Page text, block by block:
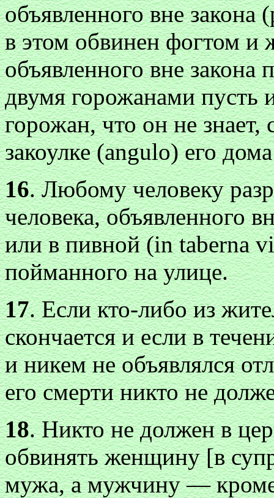
объявленного вне
в этом обвинен фогтом и
объявленного вне закона
двумя горожанами пусть
горожан, что он не знает,
закоулке (angulo) его
16. Любому человеку
человека, объявленного
или в пивной (in taberna
пойманного на улице.
17. Если кто-либо из
скончается и если в
и никем не объявлялся
его смерти никто не
18. Никто не должен в
обвинять женщину [в
мужа, а мужчину —